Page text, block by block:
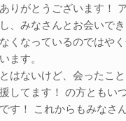
りがとうございます！
、みなさんとお会いで
くなっているのではや
ます。
はないけど、会ったこ
してます！ の方ともい
す！ これからもみなさ